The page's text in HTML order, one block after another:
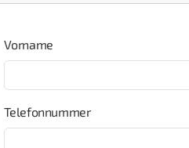
Vorname
Telefonnummer